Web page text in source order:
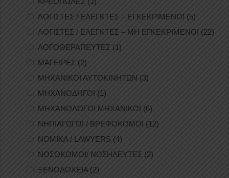
ΛΟΓΙΣΤΕΣ / ΕΛΕΓΚΤΕΣ – ΕΓΚΕΚΡΙΜΕΝΟΙ (5)
ΛΟΓΙΣΤΕΣ / ΕΛΕΓΚΤΕΣ – ΜΗ ΕΓΚΕΚΡΙΜΕΝΟΙ (22)
ΛΟΓΟΘΕΡΑΠΕΥΤΕΣ (1)
ΜΑΓΕΙΡΕΣ (2)
ΜΗΧΑΝΙΚΟΙ ΑΥΤΟΚΙΝΗΤΩΝ (3)
ΜΗΧΑΝΟΔΗΓΟΙ (1)
ΜΗΧΑΝΟΛΟΓΟΙ ΜΗΧΑΝΙΚΟΙ (6)
ΝΗΠΙΑΓΩΓΟΙ / ΒΡΕΦΟΚΟΜΟΙ (12)
ΝΟΜΙΚΑ / LAWYERS (4)
ΝΟΣΟΚΟΜΟΙ/ ΝΟΣΗΛΕΥΤΕΣ (2)
ΞΕΝΟΔΟΧΕΙΑ(2)